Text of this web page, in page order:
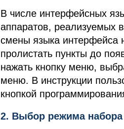
В числе интерфейсных
аппаратов, реализуемых
смены языка интерфейса
пролистать пункты до
нажать кнопку меню,
меню. В инструкции
кнопкой
2. Выбор режима